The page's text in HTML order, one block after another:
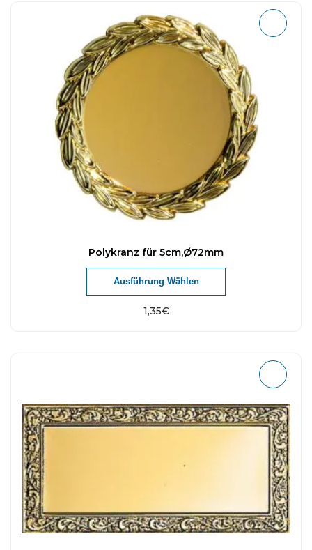
Polykranz für 5cm,Ø72mm
1,35€
Ausführung Wählen